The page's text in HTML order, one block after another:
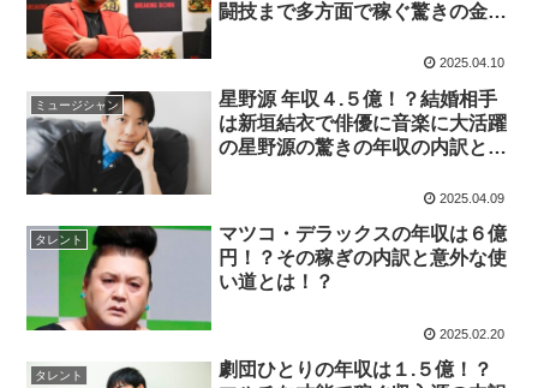
闘技まで多方面で稼ぐ驚きの金額
2025.04.10
ミュージシャン
星野源 年収４.５億！？結婚相手
は新垣結衣で俳優に音楽に大活躍
の星野源の驚きの年収の内訳とそ
2025.04.09
タレント
マツコ・デラックスの年収は６億
円！？その稼ぎの内訳と意外な使
い道とは！？
2025.02.20
タレント
劇団ひとりの年収は１.５億！？